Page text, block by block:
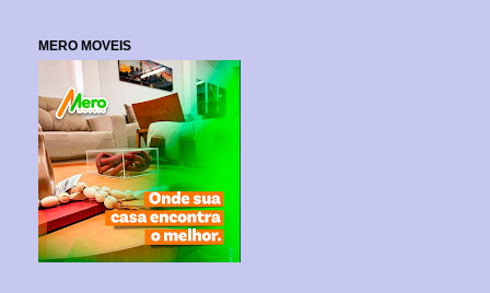
MERO MOVEIS